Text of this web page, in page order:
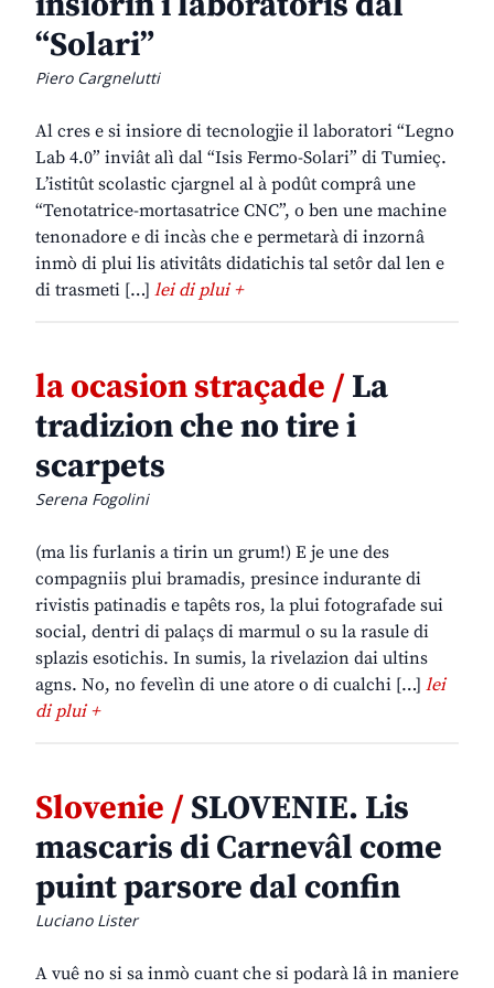
“Solari”
Piero Cargnelutti
Al cres e si insiore di tecnologjie il laboratori “Legno
Lab 4.0” inviât alì dal “Isis Fermo-Solari” di Tumieç.
L’istitût scolastic cjargnel al à podût comprâ une
“Tenotatrice-mortasatrice CNC”, o ben une machine
tenonadore e di incàs che e permetarà di inzornâ
inmò di plui lis ativitâts didatichis tal setôr dal len e
di trasmeti […] lei di plui +
la ocasion straçade /La
tradizion che no tire i
scarpets
Serena Fogolini
(ma lis furlanis a tirin un grum!) E je une des
compagniis plui bramadis, presince indurante di
rivistis patinadis e tapêts ros, la plui fotografade sui
social, dentri di palaçs di marmul o su la rasule di
splazis esotichis. In sumis, la rivelazion dai ultins
agns. No, no fevelìn di une atore o di cualchi […] lei
di plui +
Slovenie /SLOVENIE. Lis
mascaris di Carnevâl come
puint parsore dal confin
Luciano Lister
A vuê no si sa inmò cuant che si podarà lâ in maniere